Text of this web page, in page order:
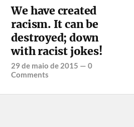
We have created
racism. It can be
destroyed; down
with racist jokes!
29 de maio de 2015 —0
Comments